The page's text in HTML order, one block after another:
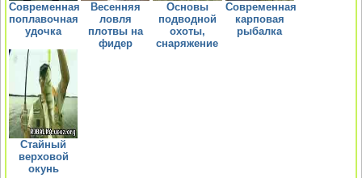
Современная
поплавочная
удочка
Весенняя
ловля
плотвы на
фидер
Основы
подводной
охоты,
снаряжение
Современная
карповая
рыбалка
Стайный
верховой
окунь